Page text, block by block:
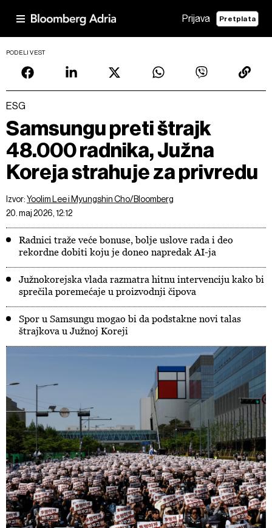
Prijava Pretplata
PODELI VEST
ESG
Samsungu preti štrajk
48.000 radnika, Južna
Koreja strahuje za privredu
Izvor:Yoolim Lee i Myungshin Cho/Bloomberg
20. maj 2026, 12:12
Radnici traže veće bonuse, bolje uslove rada i deo
rekordne dobiti koju je doneo napredak AI-ja
Južnokorejska vlada razmatra hitnu intervenciju kako bi
sprečila poremećaje u proizvodnji čipova
Spor u Samsungu mogao bi da podstakne novi talas
štrajkova u Južnoj Koreji